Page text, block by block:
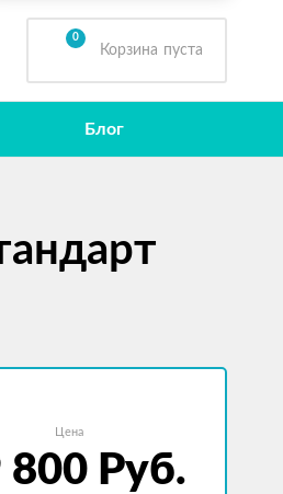
0
Корзина пуста
Блог
Цена
800 Руб.